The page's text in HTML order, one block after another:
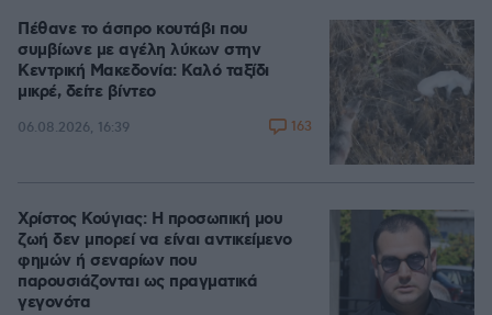
Πέθανε το άσπρο κουτάβι που
συμβίωνε με αγέλη λύκων στην
Κεντρική Μακεδονία: Καλό ταξίδι
μικρέ, δείτε βίντεο
06.08.2026, 16:39 163
Χρίστος Κούγιας: Η προσωπική μου
ζωή δεν μπορεί να είναι αντικείμενο
φημών ή σεναρίων που
παρουσιάζονται ως πραγματικά
γεγονότα